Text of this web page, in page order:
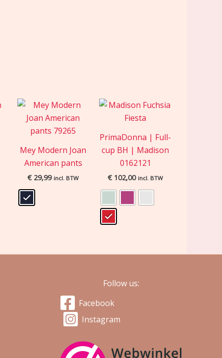
Mey Modern Joan
American pants
€ 29,99 incl. BTW
PrimaDonna | Full-
cup BH | Madison
0162121
€ 102,00 incl. BTW
Follow us:
Facebook
Instagram